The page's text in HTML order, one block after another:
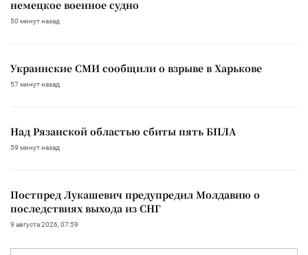
немецкое военное судно
50 минут назад
Украинские СМИ сообщили о взрыве в Харькове
57 минут назад
Над Рязанской областью сбиты пять БПЛА
59 минут назад
Постпред Лукашевич предупредил Молдавию о
последствиях выхода из СНГ
9 августа 2026, 07:59